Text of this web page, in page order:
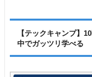
【テックキャンプ】
中でガッツリ学べる